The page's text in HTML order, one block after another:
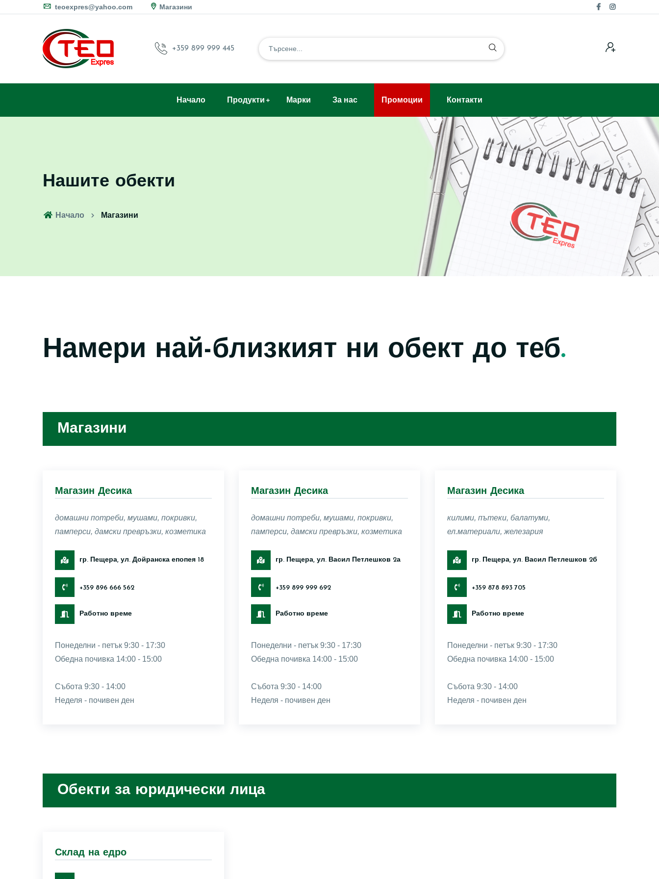
teoexpres@yahoo.com Магазини
+359 899 999 445
Начало Продукти Марки За нас Промоции Контакти
Нашите обекти
Начало Магазини
Намери най-близкият ни обект до теб.
Магазини
Магазин Десика
домашни потреби, мушами, покривки,
памперси, дамски превръзки, козметика
гр. Пещера, ул. Дойранска епопея 18
+359 896 666 562
Работно време
Понеделни - петък 9:30 - 17:30
Обедна почивка 14:00 - 15:00
Събота 9:30 - 14:00
Неделя - почивен ден
Магазин Десика
домашни потреби, мушами, покривки,
памперси, дамски превръзки, козметика
гр. Пещера, ул. Васил Петлешков 2а
+359 899 999 692
Работно време
Понеделни - петък 9:30 - 17:30
Обедна почивка 14:00 - 15:00
Събота 9:30 - 14:00
Неделя - почивен ден
Магазин Десика
килими, пътеки, балатуми,
ел.материали, железария
гр. Пещера, ул. Васил Петлешков 2б
+359 878 893 705
Работно време
Понеделни - петък 9:30 - 17:30
Обедна почивка 14:00 - 15:00
Събота 9:30 - 14:00
Неделя - почивен ден
Обекти за юридически лица
Склад на едро